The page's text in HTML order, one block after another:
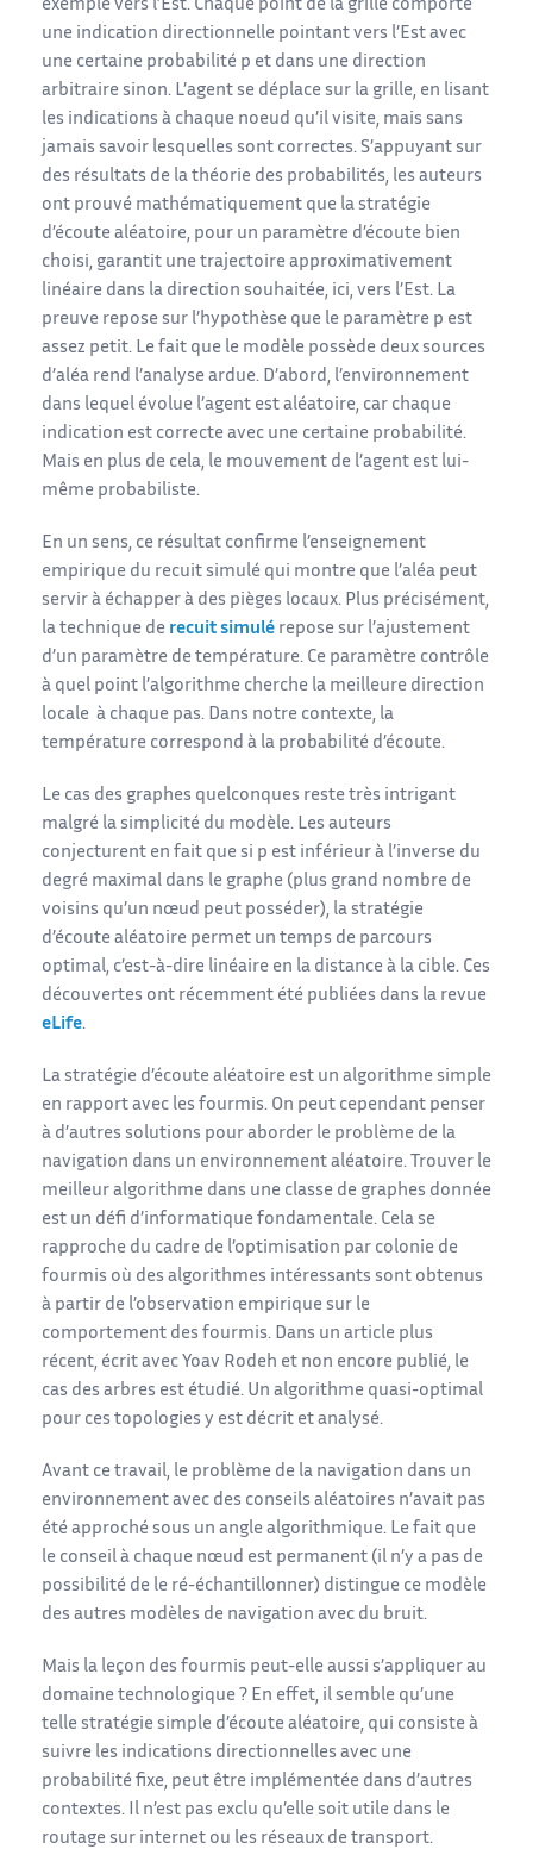
exemple vers l’Est. Chaque point de la grille comporte
une indication directionnelle pointant vers l’Est avec
une certaine probabilité p et dans une direction
arbitraire sinon. L’agent se déplace sur la grille, en lisant
les indications à chaque noeud qu’il visite, mais sans
jamais savoir lesquelles sont correctes. S’appuyant sur
des résultats de la théorie des probabilités, les auteurs
ont prouvé mathématiquement que la stratégie
d’écoute aléatoire, pour un paramètre d’écoute bien
choisi, garantit une trajectoire approximativement
linéaire dans la direction souhaitée, ici, vers l’Est. La
preuve repose sur l’hypothèse que le paramètre p est
assez petit. Le fait que le modèle possède deux sources
d’aléa rend l’analyse ardue. D’abord, l’environnement
dans lequel évolue l’agent est aléatoire, car chaque
indication est correcte avec une certaine probabilité.
Mais en plus de cela, le mouvement de l’agent est lui-
même probabiliste.
En un sens, ce résultat confirme l’enseignement
empirique du recuit simulé qui montre que l’aléa peut
servir à échapper à des pièges locaux. Plus précisément,
la technique de recuit simulé repose sur l’ajustement
d’un paramètre de température. Ce paramètre contrôle
à quel point l’algorithme cherche la meilleure direction
locale à chaque pas. Dans notre contexte, la
température correspond à la probabilité d’écoute.
Le cas des graphes quelconques reste très intrigant
malgré la simplicité du modèle. Les auteurs
conjecturent en fait que si p est inférieur à l’inverse du
degré maximal dans le graphe (plus grand nombre de
voisins qu’un nœud peut posséder), la stratégie
d’écoute aléatoire permet un temps de parcours
optimal, c’est-à-dire linéaire en la distance à la cible. Ces
découvertes ont récemment été publiées dans la revue
eLife.
La stratégie d’écoute aléatoire est un algorithme simple
en rapport avec les fourmis. On peut cependant penser
à d’autres solutions pour aborder le problème de la
navigation dans un environnement aléatoire. Trouver le
meilleur algorithme dans une classe de graphes donnée
est un défi d’informatique fondamentale. Cela se
rapproche du cadre de l’optimisation par colonie de
fourmis où des algorithmes intéressants sont obtenus
à partir de l’observation empirique sur le
comportement des fourmis. Dans un article plus
récent, écrit avec Yoav Rodeh et non encore publié, le
cas des arbres est étudié. Un algorithme quasi-optimal
pour ces topologies y est décrit et analysé.
Avant ce travail, le problème de la navigation dans un
environnement avec des conseils aléatoires n’avait pas
été approché sous un angle algorithmique. Le fait que
le conseil à chaque nœud est permanent (il n’y a pas de
possibilité de le ré-échantillonner) distingue ce modèle
des autres modèles de navigation avec du bruit.
Mais la leçon des fourmis peut-elle aussi s’appliquer au
domaine technologique ? En effet, il semble qu’une
telle stratégie simple d’écoute aléatoire, qui consiste à
suivre les indications directionnelles avec une
probabilité fixe, peut être implémentée dans d’autres
contextes. Il n’est pas exclu qu’elle soit utile dans le
routage sur internet ou les réseaux de transport.